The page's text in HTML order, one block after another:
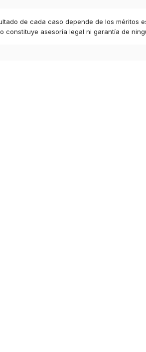
de cada caso depende de los
constituye asesoría legal ni garantía de